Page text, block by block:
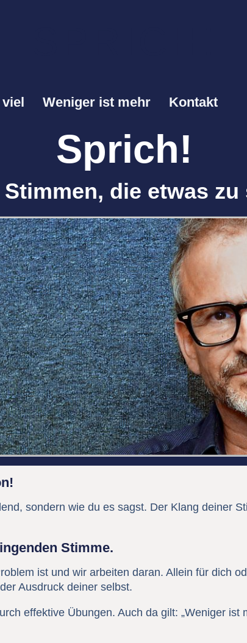
Weniger ist mehr Kontakt
Sprich!
die etwas zu
sondern wie du es sagst. Der Klang deiner
Stimme.
ist und wir arbeiten daran. Allein für dich
Ausdruck deiner selbst.
effektive Übungen. Auch da gilt: „Weniger ist